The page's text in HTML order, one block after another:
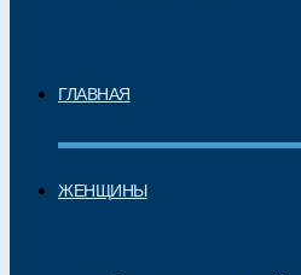
ГЛАВНАЯ
ЖЕНЩИНЫ